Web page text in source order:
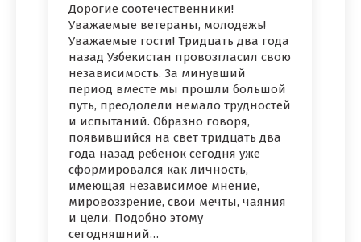
Дорогие соотечественники!
Уважаемые ветераны, молодежь!
Уважаемые гости! Тридцать два года
назад Узбекистан провозгласил свою
независимость. За минувший
период вместе мы прошли большой
путь, преодолели немало трудностей
и испытаний. Образно говоря,
появившийся на свет тридцать два
года назад ребенок сегодня уже
сформировался как личность,
имеющая независимое мнение,
мировоззрение, свои мечты, чаяния
и цели. Подобно этому
сегодняшний…